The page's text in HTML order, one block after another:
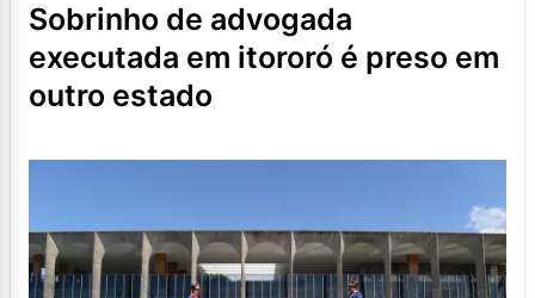
sobrinho de advogada
executada em itororó é preso em
outro estado